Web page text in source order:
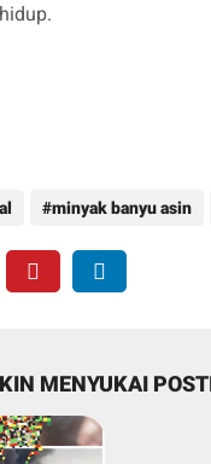
minyak banyu asin
MENYUKAI